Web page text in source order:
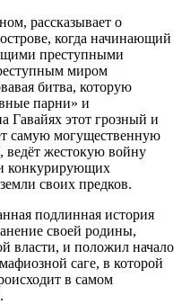
рассказывает о
когда начинающий
преступными
миром
битва, которую
парни» и
Гавайях этот грозный и
самую могущественную
жестокую войну
конкурирующих
своих предков.
подлинная история
своей родины,
власти, и положил начало
саге, в которой
в самом